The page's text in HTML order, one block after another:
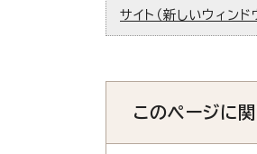
サイト（新しいウィンド
このページに